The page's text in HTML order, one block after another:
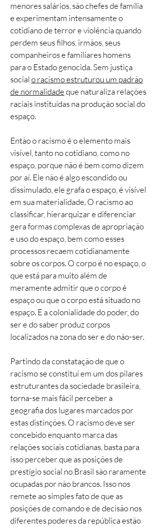
menores salários, são chefes de família
e experimentam intensamente o
cotidiano de terror e violência quando
perdem seus filhos, irmãos, seus
companheiros e familiares homens
para o Estado genocida. Sem justiça
socialo racismo estruturou um padrão
de normalidadeque naturaliza relações
raciais instituídas na produção social do
espaço.
Então o racismo é o elemento mais
visível, tanto no cotidiano, como no
espaço, porque não é bem como dizem
por aí. Ele não é algo escondido ou
dissimulado, ele grafa o espaço, é visível
em sua materialidade. O racismo ao
classificar, hierarquizar e diferenciar
gera formas complexas de apropriação
e uso do espaço, bem como esses
processos recaem cotidianamente
sobre os corpos. O corpo é no espaço, o
que está para muito além de
meramente admitir que o corpo é
espaço ou que o corpo está situado no
espaço. E a colonialidade do poder, do
ser e do saber produz corpos
localizados na zona do ser e do não-ser.
Partindo da constatação de que o
racismo se constituí em um dos pilares
estruturantes da sociedade brasileira,
torna-se mais fácil perceber a
geografia dos lugares marcados por
estas distinções. O racismo deve ser
concebido enquanto marca das
relações sociais cotidianas, basta para
isso perceber que as posições de
prestígio social no Brasil são raramente
ocupadas por não brancos. Isso nos
remete ao simples fato de que as
posições de comando e de decisão nos
diferentes poderes da república estão